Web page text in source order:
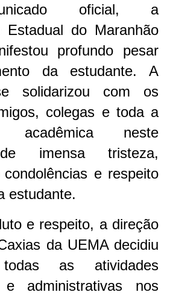
oficial, a
Estadual do Maranhão
profundo pesar
da estudante. A
solidarizou com os
colegas e toda a
acadêmica neste
imensa tristeza,
condolências e respeito
estudante.
e respeito, a direção
da UEMA decidiu
todas as atividades
e administrativas nos